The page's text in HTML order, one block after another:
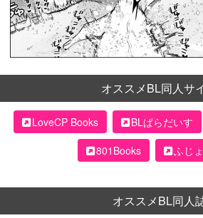
オススメBL同人サ
LoveCP Books BLぱらだいす
801Books
ふじ
オススメBL同人